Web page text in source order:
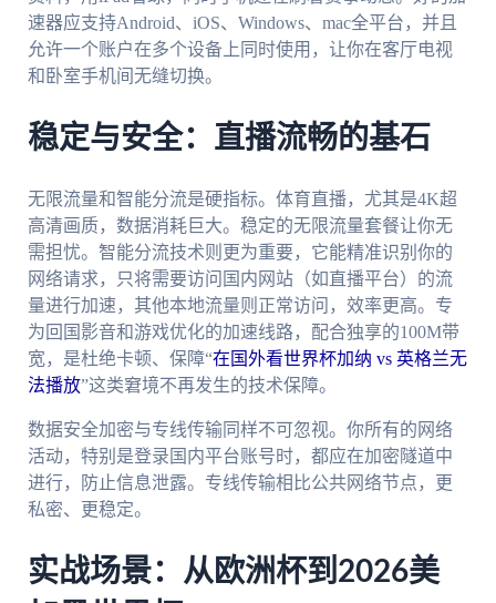
速器应支持Android、iOS、Windows、mac全平台，并且
允许一个账户在多个设备上同时使用，让你在客厅电视
和卧室手机间无缝切换。
稳定与安全：直播流畅的基石
无限流量和智能分流是硬指标。体育直播，尤其是4K超
高清画质，数据消耗巨大。稳定的无限流量套餐让你无
需担忧。智能分流技术则更为重要，它能精准识别你的
网络请求，只将需要访问国内网站（如直播平台）的流
量进行加速，其他本地流量则正常访问，效率更高。专
为回国影音和游戏优化的加速线路，配合独享的100M带
宽，是杜绝卡顿、保障“在国外看世界杯加纳 vs 英格兰无
法播放”这类窘境不再发生的技术保障。
数据安全加密与专线传输同样不可忽视。你所有的网络
活动，特别是登录国内平台账号时，都应在加密隧道中
进行，防止信息泄露。专线传输相比公共网络节点，更
私密、更稳定。
实战场景：从欧洲杯到2026美